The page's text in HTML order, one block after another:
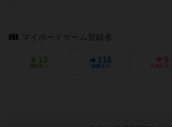
マイボードゲーム登録者
13
興味あり
116
経験あり
9
お気に入り